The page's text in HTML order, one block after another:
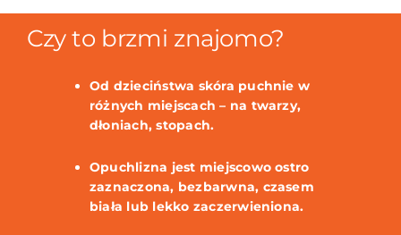
Czy to brzmi znajomo?
Od dzieciństwa skóra puchnie w
różnych miejscach – na twarzy,
dłoniach, stopach.
Opuchlizna jest miejscowo ostro
zaznaczona, bezbarwna, czasem
biała lub lekko zaczerwieniona.